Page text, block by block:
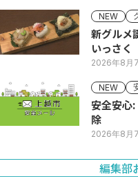
NEW
新グルメ
いっさく
2026年8月
NEW
安全安心
除
2026年8月
編集部